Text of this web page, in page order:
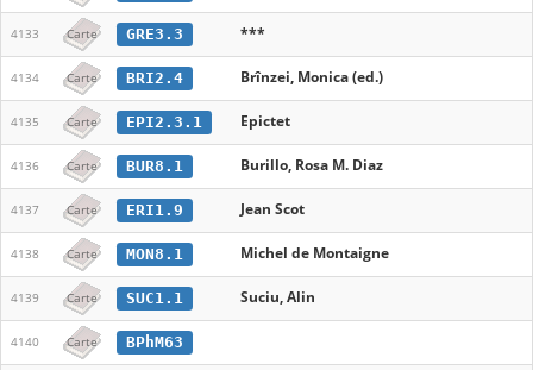
4133 Carte GRE3.3 ***
4134 Carte BRI2.4 Brînzei, Monica (ed.)
4135 Carte EPI2.3.1 Epictet
4136 Carte BUR8.1 Burillo, Rosa M. Diaz
4137 Carte ERI1.9 Jean Scot
4138 Carte MON8.1 Michel de Montaigne
4139 Carte SUC1.1 Suciu, Alin
4140 Carte BPhM63